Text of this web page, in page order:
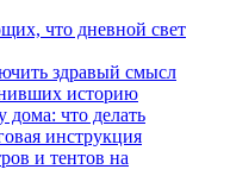
что дневной свет
здравый смысл
историю
дома: что делать
инструкция
и тентов на